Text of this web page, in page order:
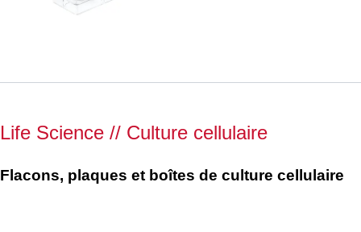
code couleur :
plat, TC
Life Science // Culture cellulaire
Flacons, plaques et boîtes de culture cellulaire